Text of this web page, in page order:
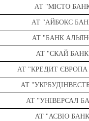
АТ "МІСТО
АТ "АЙБОКС
АТ "БАНК
АТ "СКАЙ
АТ "КРЕДИТ ЄВРОПА
АТ
АТ "УНІВЕРСАЛ
АТ "АСВІО